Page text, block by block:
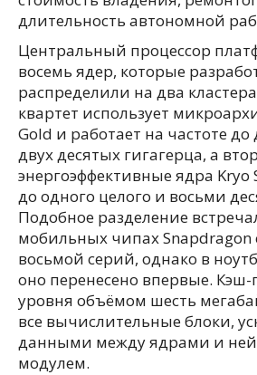
длительность автономной
Центральный процессор
восемь ядер, которые
распределили на два
квартет использует
Gold и работает на частоте
двух десятых гигагерца, а
энергоэффективные ядра Kryo
до одного целого и восьми
Подобное разделение
мобильных чипах Snapdragon
восьмой серий, однако в
оно перенесено впервые. Кэш-
уровня объёмом шесть
все вычислительные блоки,
данными между ядрами и
модулем.